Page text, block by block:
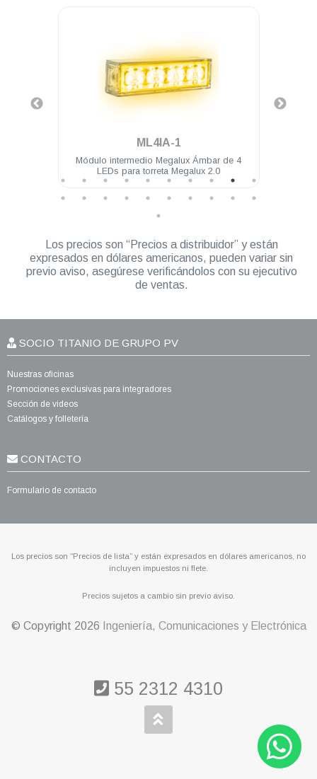
ML4IA-1
Módulo intermedio Megalux Ámbar de 4
LEDs para torreta Megalux 2.0
Los precios son “Precios a distribuidor” y están
expresados en dólares americanos, pueden variar sin
previo aviso, asegúrese verificándolos con su ejecutivo
de ventas.
SOCIO TITANIO DE GRUPO PV
Nuestras oficinas
Promociones exclusivas para integradores
Sección de videos
Catálogos y folletería
CONTACTO
Formulario de contacto
Los precios son “Precios de lista” y están expresados en dólares americanos, no
incluyen impuestos ni flete.
Precios sujetos a cambio sin previo aviso.
© Copyright 2026 Ingeniería, Comunicaciones y Electrónica
55 2312 4310